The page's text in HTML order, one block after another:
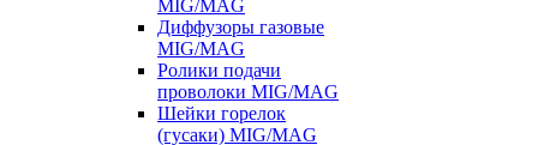
MIG/MAG
Диффузоры газовые
MIG/MAG
Ролики подачи
проволоки MIG/MAG
Шейки горелок
(гусаки) MIG/MAG